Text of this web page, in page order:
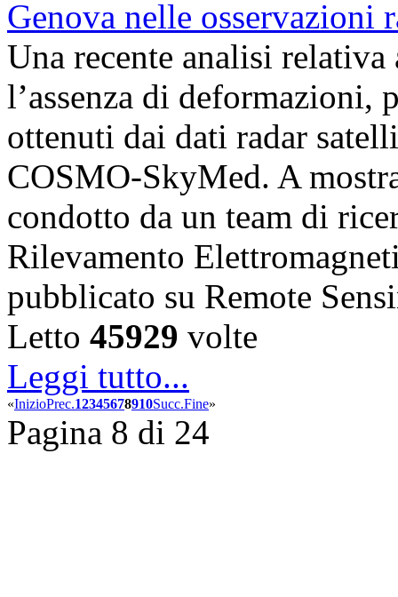
Una recente analisi
l’assenza di
ottenuti dai dati radar
COSMO-SkyMed. A
condotto da un team di
Rilevamento
pubblicato su Remote
Letto 45929 volte
Leggi tutto...
«InizioPrec.12345678910Succ.Fine»
Pagina 8 di 24